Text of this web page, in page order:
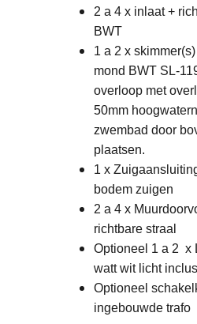
2 a 4 x inlaat +
BWT
1 a 2 x
mond BWT SL-
overloop met
50mm
zwembad door
plaatsen.
1 x
bodem zuigen
2 a 4 x
richtbare straal
Optioneel 1 a 2 x
watt wit licht
Optioneel
ingebouwde trafo